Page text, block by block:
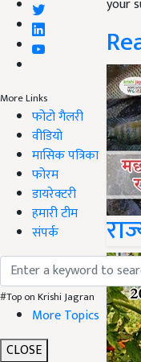
More Links
फोटो गैलरी
वीडियो
मासिक पत्रिका
फोरम
डायरेक्टरी
हमारी टीम
संपर्क
#Top on Krishi Jagran
More Topics
CLOSE